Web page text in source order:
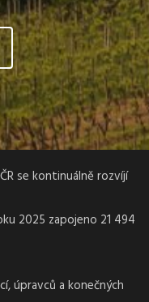
se kontinuálně rozvíjí
2025 zapojeno 21 494
úpravců a konečných